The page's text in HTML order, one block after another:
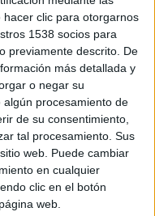
clic para otorgarnos
1538 socios para
previamente descrito. De
más detallada y
o negar su
algún procesamiento de
de su consentimiento,
tal procesamiento. Sus
web. Puede cambiar
en cualquier
clic en el botón
web.
Durant
local ha
i que segons
no són greus.